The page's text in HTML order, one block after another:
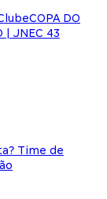
COPA DO
| JNEC 43
Time de